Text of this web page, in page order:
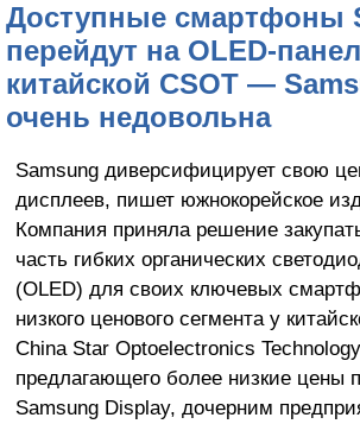
Доступные смартфоны
перейдут на OLED-
китайской CSOT —
очень недовольна
Samsung диверсифицирует свою
дисплеев, пишет южнокорейское
Компания приняла решение
часть гибких органических
(OLED) для своих ключевых
низкого ценового сегмента у
China Star Optoelectronics
предлагающего более низкие цены
Samsung Display, дочерним